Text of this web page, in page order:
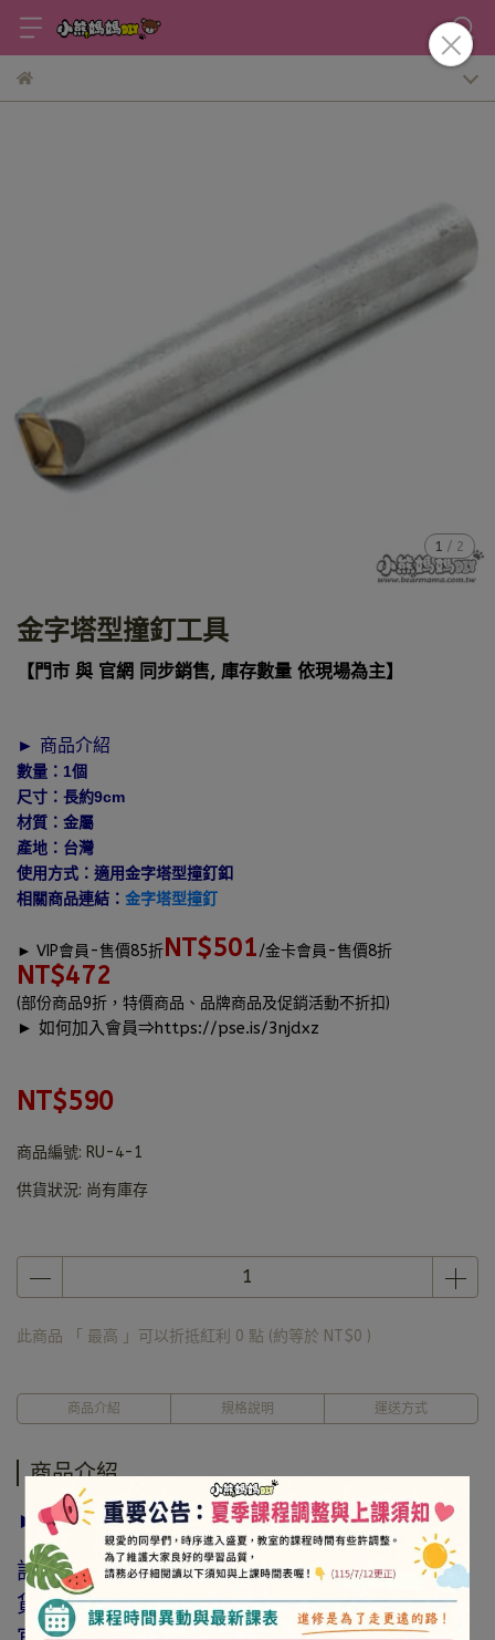
1 / 2
金字塔型撞釘工具
【門市 與 官網 同步銷售, 庫存數量 依現場為主】
► 商品介紹
數量：1個
尺寸：長約9cm
材質：金屬
產地：台灣
使用方式：適用金字塔型撞釘釦
相關商品連結： 金字塔型撞釘
► VIP會員-售價85折 NT$501/金卡會員-售價8折
NT$472
(部份商品9折，特價商品、品牌商品及促銷活動不折扣)
► 如何加入會員⇒https://pse.is/3njdxz
NT$590
商品編號: RU-4-1
供貨狀況: 尚有庫存
此商品 「 最高 」可以折抵紅利 0 點 (約等於 NT$0 )
商品介紹 規格說明 運送方式
商品介紹
► 注意事項
訂購前請詳閱「線上訂購流程說明」及「退換
貨需知」，謝謝。